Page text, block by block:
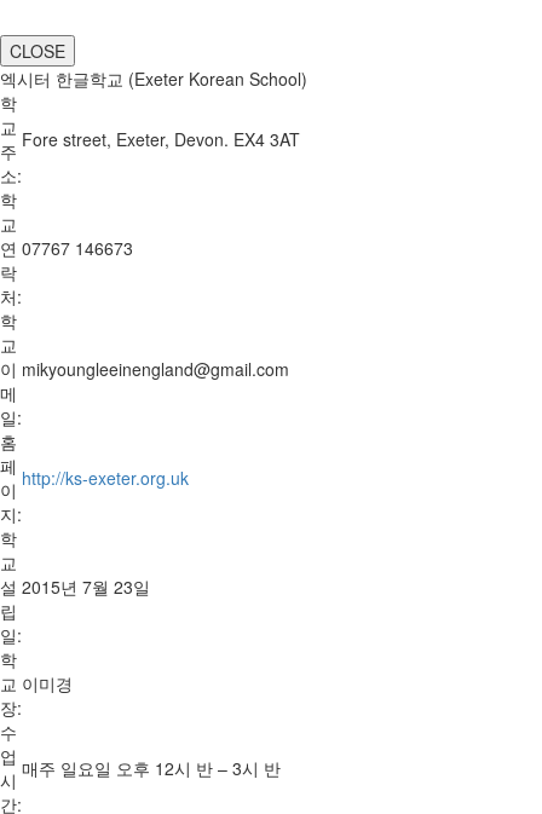
CLOSE
엑시터 한글학교 (Exeter Korean School)
학
교
주
소:
Fore street, Exeter, Devon. EX4 3AT
학
교
연
락
처:
07767 146673
학
교
이
메
일:
mikyoungleeinengland@gmail.com
홈
페
이
지:
http://ks-exeter.org.uk
학
교
설
립
일:
2015년 7월 23일
학
교
장:
이미경
수
업
시
간:
매주 일요일 오후 12시 반 – 3시 반